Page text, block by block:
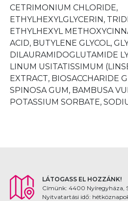
CETRIMONIUM CHLORIDE,
ETHYLHEXYLGLYCERIN,
ETHYLHEXYL
ACID, BUTYLENE GLYCOL,
DILAURAMIDOGLUTAMIDE
LINUM USITATISSIMUM
EXTRACT, BIOSACCHARIDE
SPINOSA GUM, BAMBUSA
POTASSIUM SORBATE,
LÁTOGASS EL HOZZÁNK!
Címünk: 4400 Nyíregyháza,
Nyitvatartási idő: